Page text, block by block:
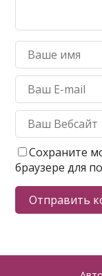
Сохраните
браузере для